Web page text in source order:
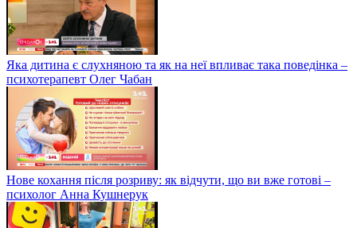
Яка дитина є слухняною та як на неї впливає така поведінка –
психотерапевт Олег Чабан
Нове кохання після розриву: як відчути, що ви вже готові –
психолог Анна Кушнерук